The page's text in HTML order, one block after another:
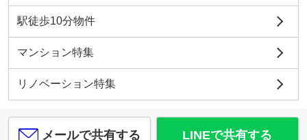
駅徒歩10分物件
マンション特集
リノベーション特集
メールで共有する LINEで共有する